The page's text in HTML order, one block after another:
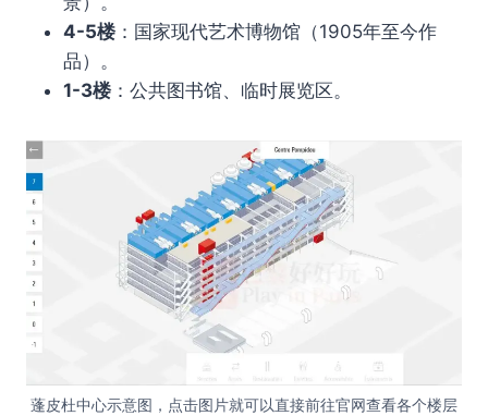
4-5楼：国家现代艺术博物馆（1905年至今作
品）。
1-3楼：公共图书馆、临时展览区。
蓬皮杜中心示意图，点击图片就可以直接前往官网查看各个楼层